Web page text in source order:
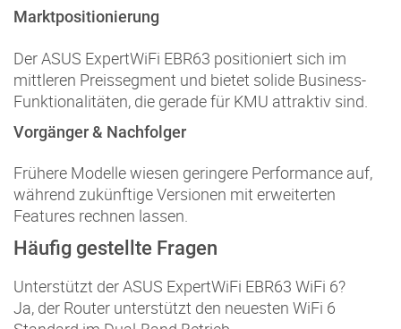
Marktpositionierung
Der ASUS ExpertWiFi EBR63 positioniert sich im
mittleren Preissegment und bietet solide Business-
Funktionalitäten, die gerade für KMU attraktiv sind.
Vorgänger & Nachfolger
Frühere Modelle wiesen geringere Performance auf,
während zukünftige Versionen mit erweiterten
Features rechnen lassen.
Häufig gestellte Fragen
Unterstützt der ASUS ExpertWiFi EBR63 WiFi 6?
Ja, der Router unterstützt den neuesten WiFi 6